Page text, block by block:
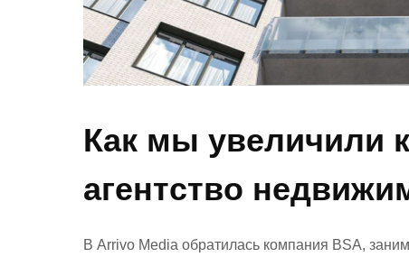
Как мы увеличили
агентство
В Arrivo Media обратилась компания BSA,